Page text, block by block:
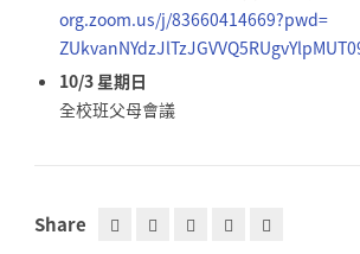
org.zoom.us/j/83660414669?pwd=
ZUkvanNYdzJlTzJGVVQ5RUgvYlpMUT
10/3 星期日
全校班父母會議
Share